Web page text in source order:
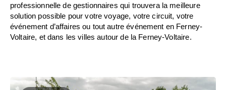
professionnelle de gestionnaires qui trouvera la meilleure
solution possible pour votre voyage, votre circuit, votre
événement d’affaires ou tout autre événement en Ferney-
Voltaire, et dans les villes autour de la Ferney-Voltaire.